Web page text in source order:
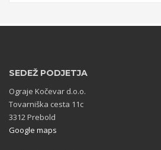
SEDEŽ PODJETJA
Ograje Kočevar d.o.o.
Tovarniška cesta 11c
3312 Prebold
Google maps